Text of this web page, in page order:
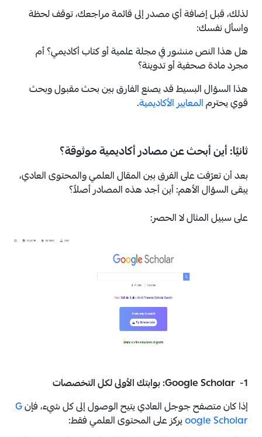
لذلك، قبل إضافة أي مصدر إلى قائمة مراجعك، توقف لحظة
واسأل نفسك:
هل هذا النص منشور في مجلة علمية أو كتاب أكاديمي؟ أم
مجرد مادة صحفية أو تدوينة؟
هذا السؤال البسيط قد يصنع الفارق بين بحث مقبول وبحث
قوي يحترمالمعايير الأكاديمية.
ثانيًا: أين أبحث عن مصادر أكاديمية موثوقة؟
بعد أن تعرّفت على الفرق بين المقال العلمي والمحتوى العادي،
يبقى السؤال الأهم: أين أجد هذه المصادر أصلاً؟
على سبيل المثال لا الحصر:
1- Google Scholar: بوابتك الأولى لكل التخصصات
إذا كان متصفح جوجل العادي يتيح الوصول إلى كل شيء، فإنG
oogle Scholarيركز على المحتوى العلمي فقط: